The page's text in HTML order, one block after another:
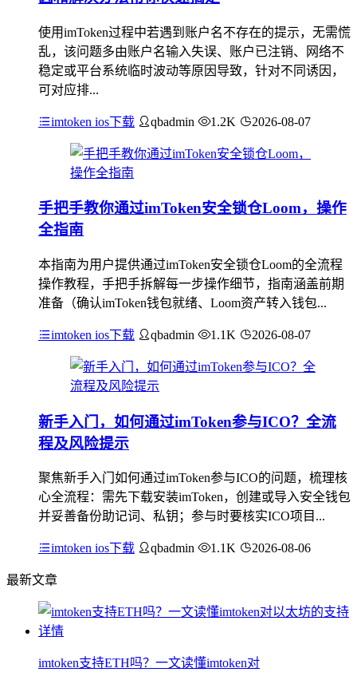
使用imToken过程中若遇到账户名不存在的提示，无需慌
乱，该问题多由账户名输入失误、账户已注销、网络不
稳定或平台系统临时波动等原因导致，针对不同诱因，
可对应排...
imtoken ios下载 qbadmin 1.2K 2026-08-07
手把手教你通过imToken安全锁仓Loom，操作
全指南
本指南为用户提供通过imToken安全锁仓Loom的全流程
操作教程，手把手拆解每一步操作细节，指南涵盖前期
准备（确认imToken钱包就绪、Loom资产转入钱包...
imtoken ios下载 qbadmin 1.1K 2026-08-07
新手入门，如何通过imToken参与ICO？全流
程及风险提示
聚焦新手入门如何通过imToken参与ICO的问题，梳理核
心全流程：需先下载安装imToken，创建或导入安全钱包
并妥善备份助记词、私钥；参与时要核实ICO项目...
imtoken ios下载 qbadmin 1.1K 2026-08-06
最新文章
imtoken支持ETH吗？一文读懂imtoken对